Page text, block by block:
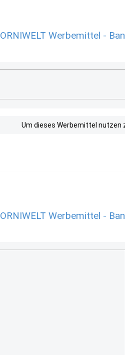
ORNIWELT Werbemittel -
Um dieses Werbemittel nutzen
ORNIWELT Werbemittel -